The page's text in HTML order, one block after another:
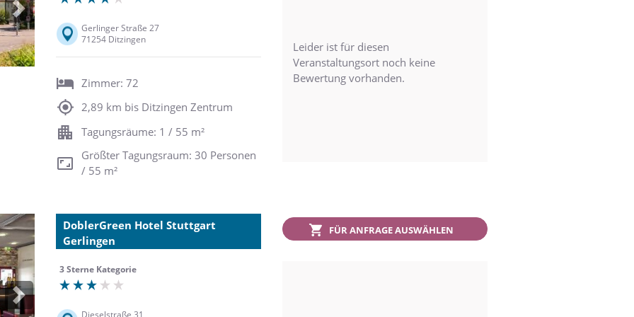
Next
Gerlinger Straße 27
71254 Ditzingen
Zimmer: 72
2,89 km bis Ditzingen Zentrum
Tagungsräume: 1 / 55 m²
Größter Tagungsraum: 30 Personen
/ 55 m²
Leider ist für diesen
Veranstaltungsort noch keine
Bewertung vorhanden.
Next
DoblerGreen Hotel Stuttgart
Gerlingen
3 Sterne Kategorie
Dieselstraße 31
FÜR ANFRAGE AUSWÄHLEN